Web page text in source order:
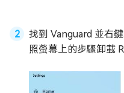
找到 Vanguard 並右
照螢幕上的步驟卸載